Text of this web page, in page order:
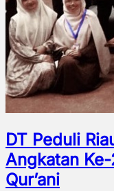
DT Peduli
Angkatan
Qur’ani